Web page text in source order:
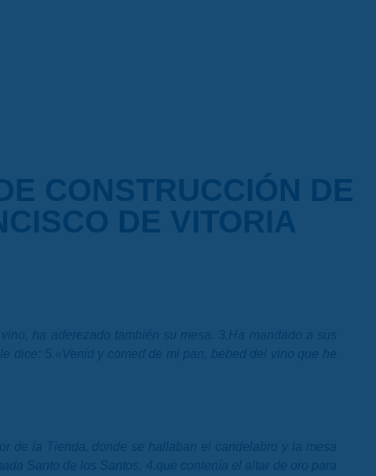
CONSTRUCCIÓN DE
DE VITORIA
ha aderezado también su mesa. 3.Ha mandado a sus
dice: 5.«Venid y comed de mi pan, bebed del vino que he
de la Tienda, donde se hallaban el candelabro y la mesa
Santo de los Santos, 4.que contenía el altar de oro para